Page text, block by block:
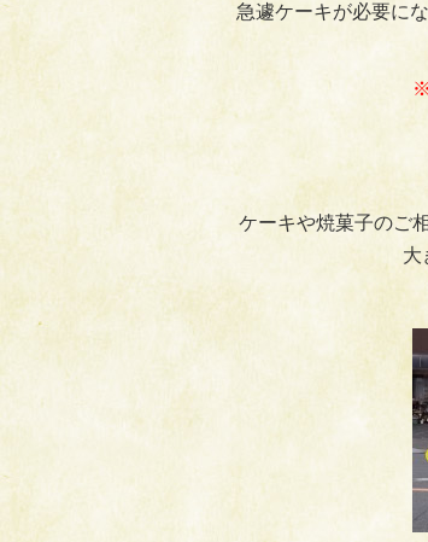
急遽ケーキが必要に
ケーキや焼菓子のご
大